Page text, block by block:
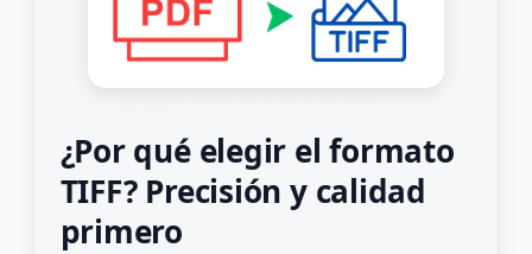
¿Por qué elegir el formato
TIFF? Precisión y calidad
primero